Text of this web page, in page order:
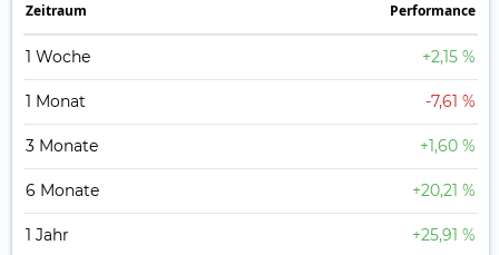
Zeitraum Perfor­mance
1 Woche +2,15 %
1 Monat -7,61 %
3 Monate +1,60 %
6 Monate +20,21 %
1 Jahr +25,91 %